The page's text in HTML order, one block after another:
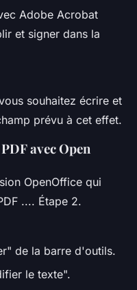
Adobe Acrobat
et signer dans la
souhaitez écrire et
prévu à cet effet.
avec Open
OpenOffice qui
.... Étape 2.
de la barre d'outils.
le texte".